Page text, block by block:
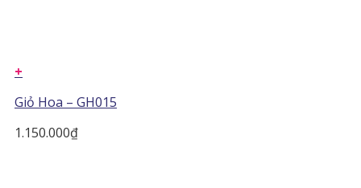
+
Giỏ Hoa – GH015
1.150.000₫